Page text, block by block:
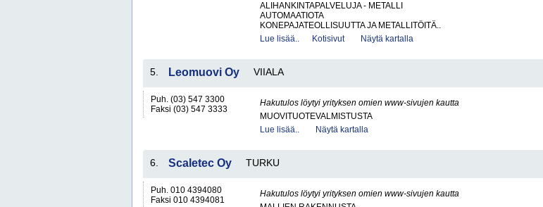
ALIHANKINTAPALVELUJA - METALLI
AUTOMAATIOTA
KONEPAJATEOLLISUUTTA JA METALLITÖITÄ..
Lue lisää..
Kotisivut Näytä kartalla
5. Leomuovi Oy VIIALA
Puh. (03) 547 3300
Faksi (03) 547 3333
Hakutulos löytyi yrityksen omien www-sivujen kautta
MUOVITUOTEVALMISTUSTA
Lue lisää..
Näytä kartalla
6. Scaletec Oy TURKU
Puh. 010 4394080
Faksi 010 4394081
Hakutulos löytyi yrityksen omien www-sivujen kautta